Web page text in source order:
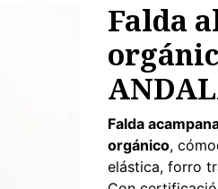
Falda
Falda
orgánico,
elástica, forro